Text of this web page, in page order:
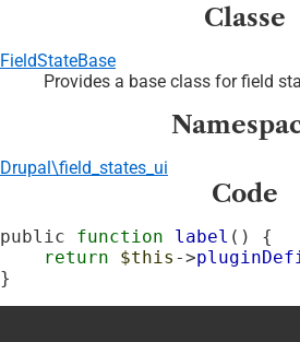
Classe
FieldStateBase
Provides a base class for field
Drupal\field_states_ui
Code
public function label () {
return
$this ->
}